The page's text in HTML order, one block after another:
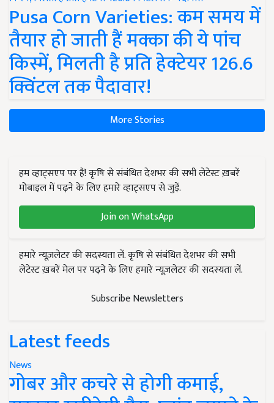
Pusa Corn Varieties: कम समय में
तैयार हो जाती हैं मक्का की ये पांच
किस्में, मिलती है प्रति हेक्टेयर 126.6
क्विंटल तक पैदावार!
More Stories
हम व्हाट्सएप पर हैं! कृषि से संबंधित देशभर की सभी लेटेस्ट ख़बरें
मोबाइल में पढ़ने के लिए हमारे व्हाट्सएप से जुड़ें.
Join on WhatsApp
हमारे न्यूज़लेटर की सदस्यता लें. कृषि से संबंधित देशभर की सभी
लेटेस्ट ख़बरें मेल पर पढ़ने के लिए हमारे न्यूज़लेटर की सदस्यता लें.
Subscribe Newsletters
Latest feeds
News
गोबर और कचरे से होगी कमाई,